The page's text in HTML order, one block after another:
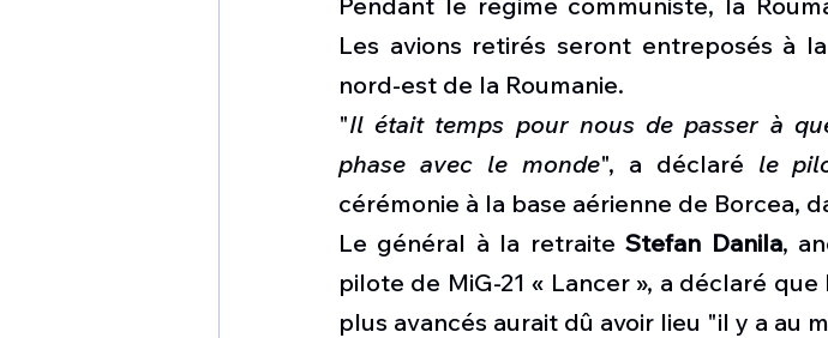
Les avions retirés seront entreposés à
nord-est de la Roumanie.
"Il était temps pour nous de passer à
phase avec le monde", a déclaré le
cérémonie à la base aérienne de Borcea,
Le général à la retraite Stefan Danila,
pilote de MiG-21 « Lancer », a déclaré
plus avancés aurait dû avoir lieu "il y a au